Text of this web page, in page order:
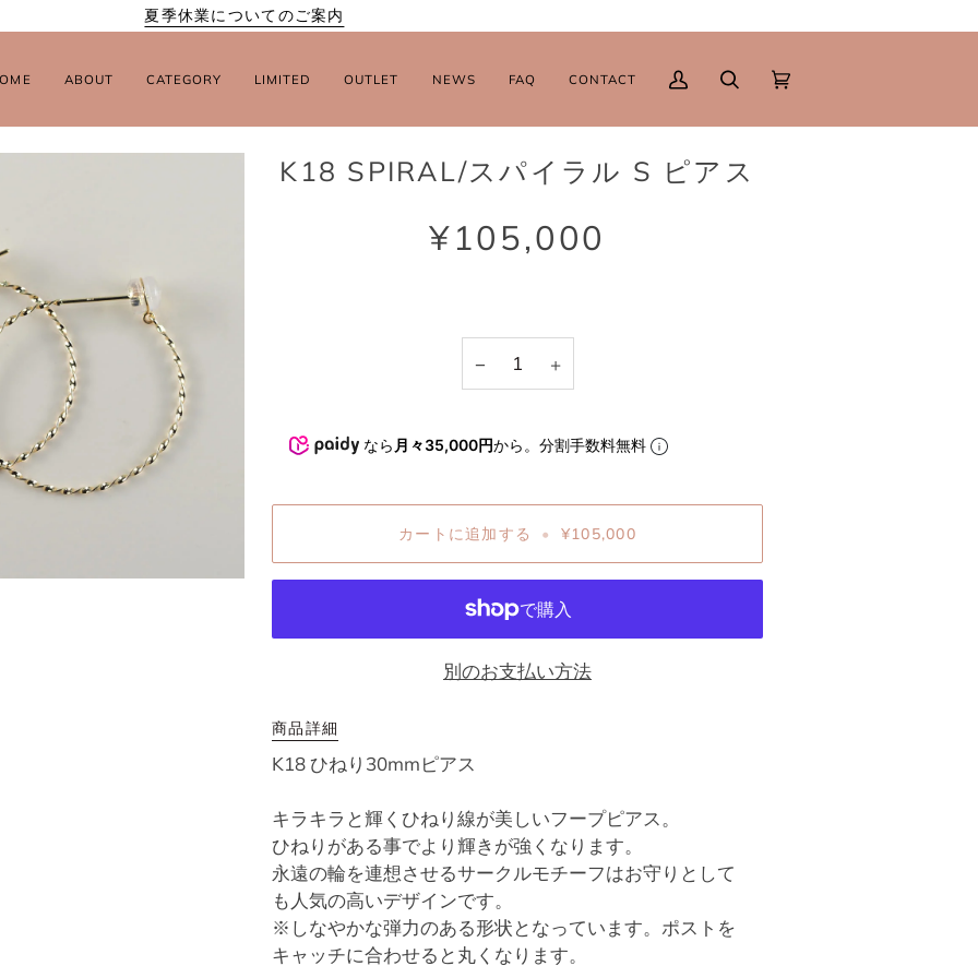
夏季休業についてのご案内
ABOUT CATEGORY LIMITED OUTLET NEWS FAQ CONTACT
マ
ー
検
カ
K18 SPIRAL/スパイラル S ピアス
¥105,000
− +
なら 月々35,000円から。分割手数料無料
カートに追加する • ¥105,000
別のお支払い方法
商品詳細
K18 ひねり30mmピアス
キラキラと輝くひねり線が美しいフープピアス。
ひねりがある事でより輝きが強くなります。
永遠の輪を連想させるサークルモチーフはお守りとして
も人気の高いデザインです。
※しなやかな弾力のある形状となっています。ポストを
キャッチに合わせると丸くなります。